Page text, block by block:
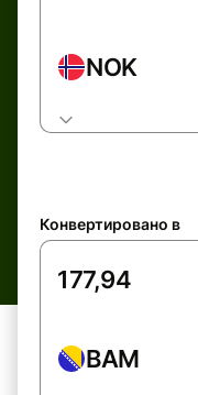
NOK
Конвертировано в
BAM